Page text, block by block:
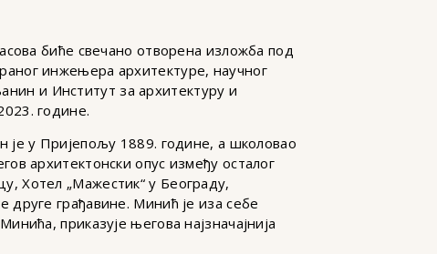
биће свечано отворена изложба под
инжењера архитектуре, научног
и Институт за архитектуру и
године.
је у Пријепољу 1889. године, а школовао
архитектонски опус између осталог
Хотел „Мажестик“ у Београду,
грађавине. Минић је иза себе
приказује његова најзначајнија